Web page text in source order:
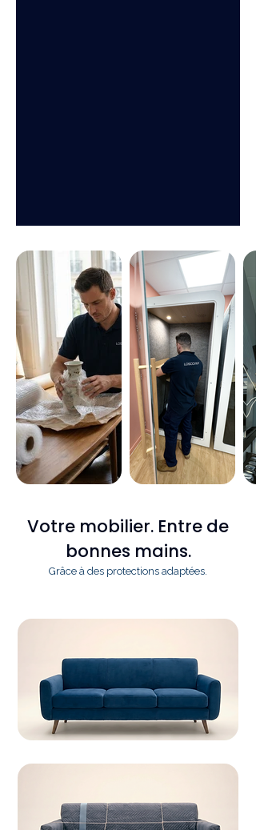
Votre mobilier. Entre de
bonnes mains.
Grâce à des protections adaptées.